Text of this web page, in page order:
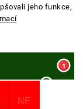
jeho funkce,
·
NE